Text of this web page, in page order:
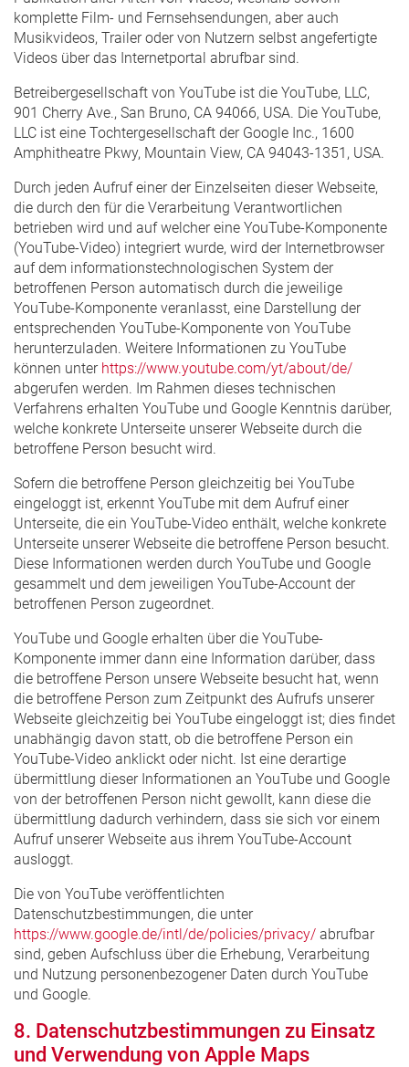
komplette Film- und Fernsehsendungen, aber auch
Musikvideos, Trailer oder von Nutzern selbst angefertigte
Videos über das Internetportal abrufbar sind.
Betreibergesellschaft von YouTube ist die YouTube, LLC,
901 Cherry Ave., San Bruno, CA 94066, USA. Die YouTube,
LLC ist eine Tochtergesellschaft der Google Inc., 1600
Amphitheatre Pkwy, Mountain View, CA 94043-1351, USA.
Durch jeden Aufruf einer der Einzelseiten dieser Webseite,
die durch den für die Verarbeitung Verantwortlichen
betrieben wird und auf welcher eine YouTube-Komponente
(YouTube-Video) integriert wurde, wird der Internetbrowser
auf dem informationstechnologischen System der
betroffenen Person automatisch durch die jeweilige
YouTube-Komponente veranlasst, eine Darstellung der
entsprechenden YouTube-Komponente von YouTube
herunterzuladen. Weitere Informationen zu YouTube
können unter https://www.youtube.com/yt/about/de/
abgerufen werden. Im Rahmen dieses technischen
Verfahrens erhalten YouTube und Google Kenntnis darüber,
welche konkrete Unterseite unserer Webseite durch die
betroffene Person besucht wird.
Sofern die betroffene Person gleichzeitig bei YouTube
eingeloggt ist, erkennt YouTube mit dem Aufruf einer
Unterseite, die ein YouTube-Video enthält, welche konkrete
Unterseite unserer Webseite die betroffene Person besucht.
Diese Informationen werden durch YouTube und Google
gesammelt und dem jeweiligen YouTube-Account der
betroffenen Person zugeordnet.
YouTube und Google erhalten über die YouTube-
Komponente immer dann eine Information darüber, dass
die betroffene Person unsere Webseite besucht hat, wenn
die betroffene Person zum Zeitpunkt des Aufrufs unserer
Webseite gleichzeitig bei YouTube eingeloggt ist; dies findet
unabhängig davon statt, ob die betroffene Person ein
YouTube-Video anklickt oder nicht. Ist eine derartige
übermittlung dieser Informationen an YouTube und Google
von der betroffenen Person nicht gewollt, kann diese die
übermittlung dadurch verhindern, dass sie sich vor einem
Aufruf unserer Webseite aus ihrem YouTube-Account
ausloggt.
Die von YouTube veröffentlichten
Datenschutzbestimmungen, die unter
https://www.google.de/intl/de/policies/privacy/ abrufbar
sind, geben Aufschluss über die Erhebung, Verarbeitung
und Nutzung personenbezogener Daten durch YouTube
und Google.
8. Datenschutzbestimmungen zu Einsatz
und Verwendung von Apple Maps